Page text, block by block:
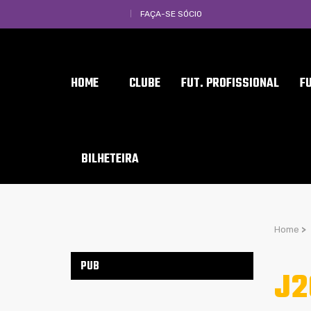
FAÇA-SE SÓCIO
HOME CLUBE FUT. PROFISSIONAL
BILHETEIRA
Home >
PUB